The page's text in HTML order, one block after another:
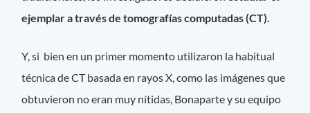
ejemplar a través de tomografías computadas (CT).
Y, si bien en un primer momento utilizaron la habitual
técnica de CT basada en rayos X, como las imágenes que
obtuvieron no eran muy nítidas, Bonaparte y su equipo